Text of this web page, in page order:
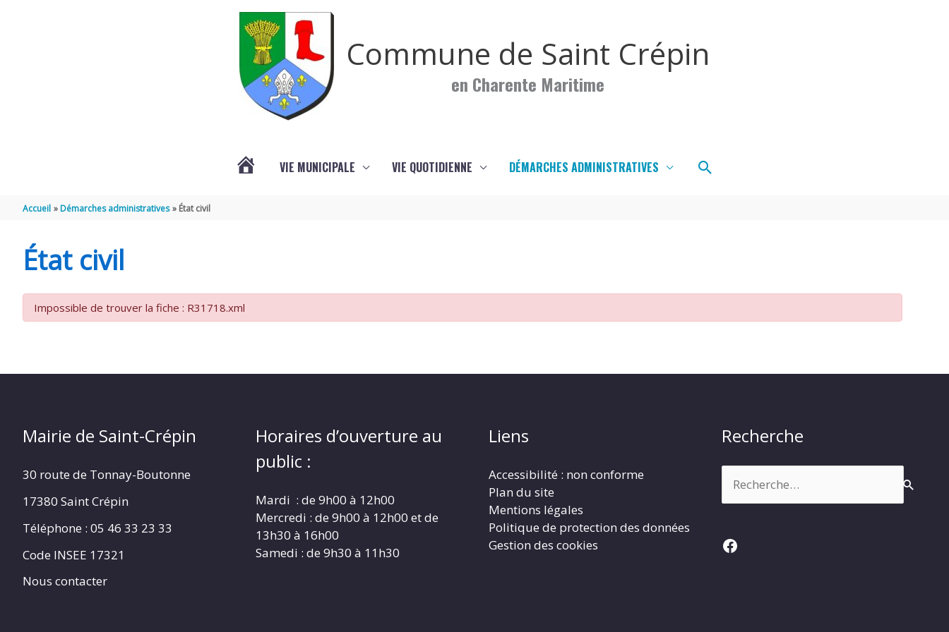
Commune de Saint Crépin
en Charente Maritime
CRÉPIN
VIE MUNICIPALE VIE QUOTIDIENNE DÉMARCHES ADMINISTRATIVES Rechercher
Accueil Démarches administratives État civil
État civil
Impossible de trouver la fiche : R31718.xml
Mairie de Saint-Crépin
30 route de Tonnay-Boutonne
17380 Saint Crépin
Téléphone : 05 46 33 23 33
Code INSEE 17321
Nous contacter
Horaires d’ouverture au
public :
Mardi : de 9h00 à 12h00
Mercredi : de 9h00 à 12h00 et de
13h30 à 16h00
Samedi : de 9h30 à 11h30
Liens
Accessibilité : non conforme
Plan du site
Mentions légales
Politique de protection des données
Gestion des cookies
Recherche
Facebook